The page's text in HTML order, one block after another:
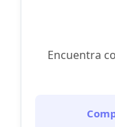
Encuentra